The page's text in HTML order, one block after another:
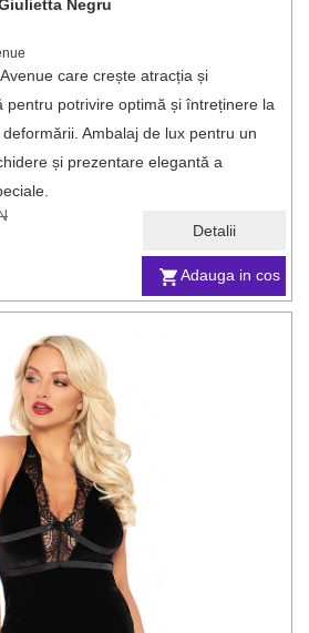
Adauga in cos
Detalii
Negru
care crește atracția și
pentru potrivire optimă și întreținere la
Ambalaj de lux pentru un
și prezentare elegantă a